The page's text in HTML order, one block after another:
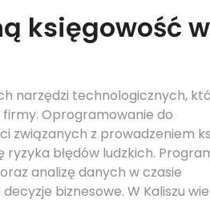
księgowość w
narzędzi technologicznych,
Oprogramowanie do
związanych z prowadzeniem
błędów ludzkich.
analizę danych w czasie
biznesowe. W Kaliszu